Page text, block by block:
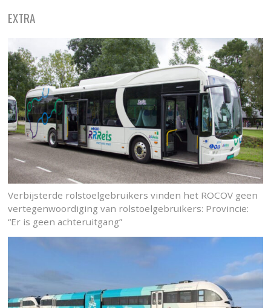
EXTRA
Verbijsterde rolstoelgebruikers vinden het ROCOV geen
vertegenwoordiging van rolstoelgebruikers: Provincie:
“Er is geen achteruitgang”